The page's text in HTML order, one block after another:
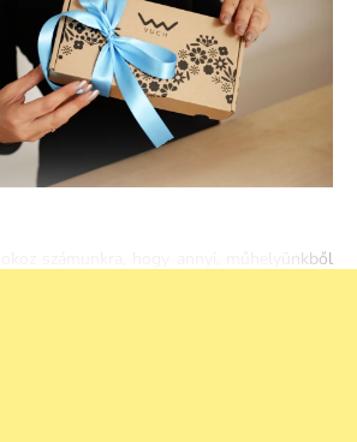
számunkra, hogy annyi, műhelyūnkből
új női